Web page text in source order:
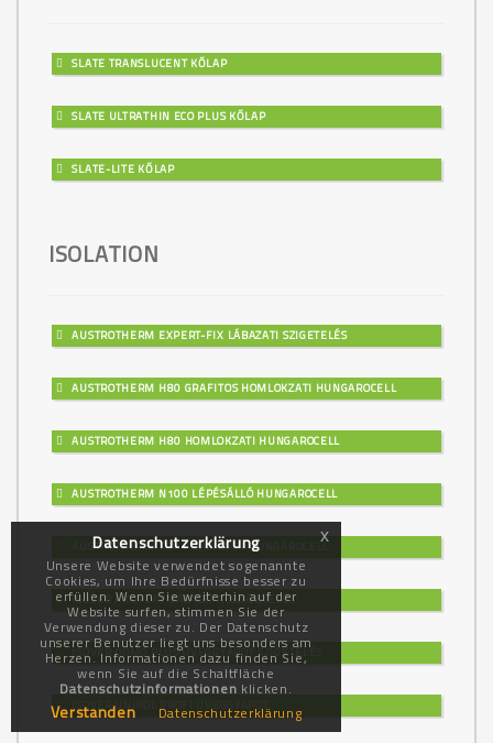
SLATE TRANSLUCENT KŐLAP
SLATE ULTRATHIN ECO PLUS KŐLAP
SLATE-LITE KŐLAP
ISOLATION
AUSTROTHERM EXPERT-FIX LÁBAZATI SZIGETELÉS
AUSTROTHERM H80 GRAFITOS HOMLOKZATI HUNGAROCELL
AUSTROTHERM H80 HOMLOKZATI HUNGAROCELL
AUSTROTHERM N100 LÉPÉSÁLLÓ HUNGAROCELL
AUSTROTHERM TOP P LÁBAZATI HUNGAROCELL
ISOVER AKUPLAT VÁLASZFALSZIGETELÉS
ISOVER DOMO PLUS ÜVEGGYAPOT SZIGETELÉS
ISOVER UNIROL PROFI ÜVEGGYAPOT
Datenschutzerklärung
Unsere Website verwendet sogenannte
Cookies, um Ihre Bedürfnisse besser zu
erfüllen. Wenn Sie weiterhin auf der
Website surfen, stimmen Sie der
Verwendung dieser zu. Der Datenschutz
unserer Benutzer liegt uns besonders am
Herzen. Informationen dazu finden Sie,
wenn Sie auf die Schaltfläche
Datenschutzinformationen klicken.
Verstanden Datenschutzerklärung
x